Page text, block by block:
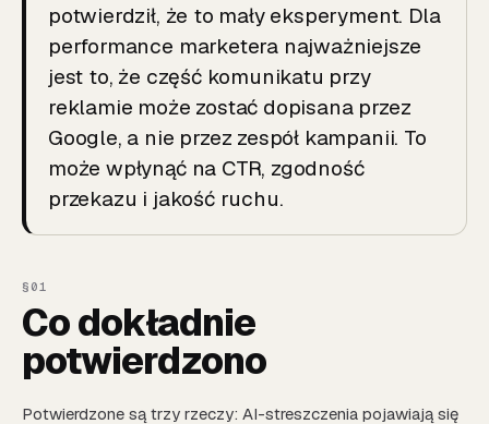
potwierdził, że to mały eksperyment. Dla
performance marketera najważniejsze
jest to, że część komunikatu przy
reklamie może zostać dopisana przez
Google, a nie przez zespół kampanii. To
może wpłynąć na CTR, zgodność
przekazu i jakość ruchu.
Co dokładnie
potwierdzono
Potwierdzone są trzy rzeczy: AI-streszczenia pojawiają się